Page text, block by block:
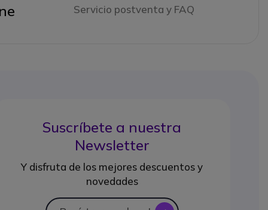
Servicio postventa y FAQ
Suscríbete a nuestra
Newsletter
Y disfruta de los mejores descuentos y
novedades